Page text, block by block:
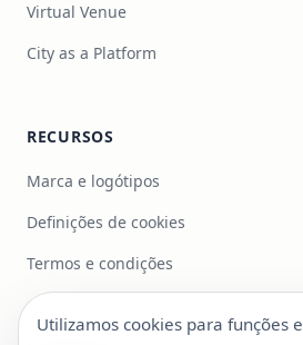
Virtual Venue
City as a Platform
RECURSOS
Marca e logótipos
Definições de cookies
Termos e condições
Utilizamos cookies para funções